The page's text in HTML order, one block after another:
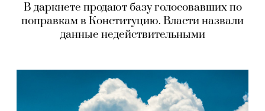
В даркнете продают базу голосовавших по
поправкам в Конституцию. Власти назвали
данные недействительными